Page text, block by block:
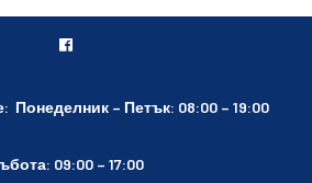
Понеделник – Петък: 08:00 – 19:00
09:00 – 17:00